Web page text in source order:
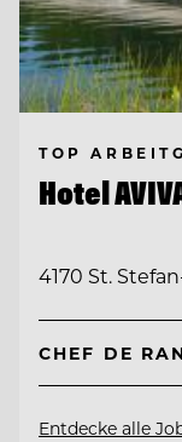
TOP
Hotel
4170 St.
Entdecke alle